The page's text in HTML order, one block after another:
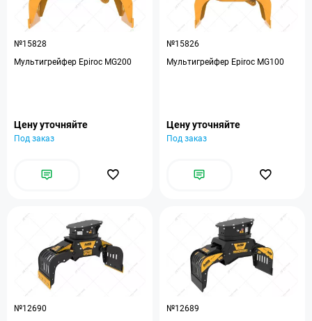
№15828
Мультигрейфер Epiroc MG200
Цену уточняйте
Под заказ
№15826
Мультигрейфер Epiroc MG100
Цену уточняйте
Под заказ
№12690
№12689